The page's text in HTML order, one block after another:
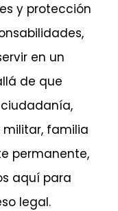
y protección
en un
de que
militar, familia
permanente,
aquí para
legal.